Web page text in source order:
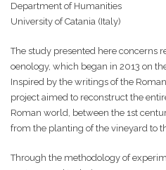
Department of Humanities
University of Catania (Italy)
The study presented here concerns
oenology, which began in 2013 on
Inspired by the writings of the
project aimed to reconstruct the
Roman world, between the 1st
from the planting of the vineyard to
Through the methodology of